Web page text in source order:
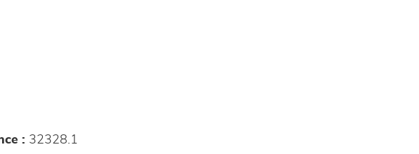
: 32328.1